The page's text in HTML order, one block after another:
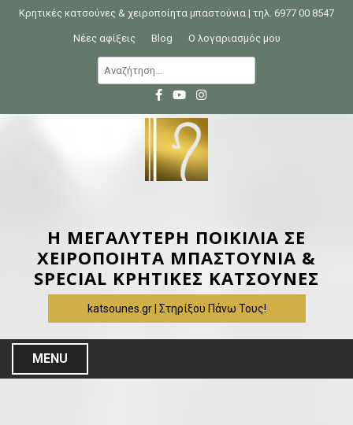
o
Κρητικές κατσούνες & χειροποίητα μπαστούνια | τηλ. 6977 00 8547
Νέες αφίξεις Blog Ο λογαριασμός μου
ν
η
γ
ι
:
Η ΜΕΓΑΛΥΤΕΡΗ ΠΟΙΚΙΛΙΑ ΣΕ
ΧΕΙΡΟΠΟΙΗΤΑ ΜΠΑΣΤΟΥΝΙΑ &
SPECIAL ΚΡΗΤΙΚΕΣ ΚΑΤΣΟΥΝΕΣ
katsounes.gr | Στηρίξου Πάνω Τους!
MENU